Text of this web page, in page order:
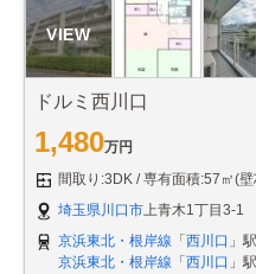
ドルミ西川口
1,480万円
間取り:3DK
専有面積:57㎡(
埼玉県川口市上青木1丁目3-1
京浜東北・根岸線 「 西川口 」
京浜東北・根岸線 「 西川口 」